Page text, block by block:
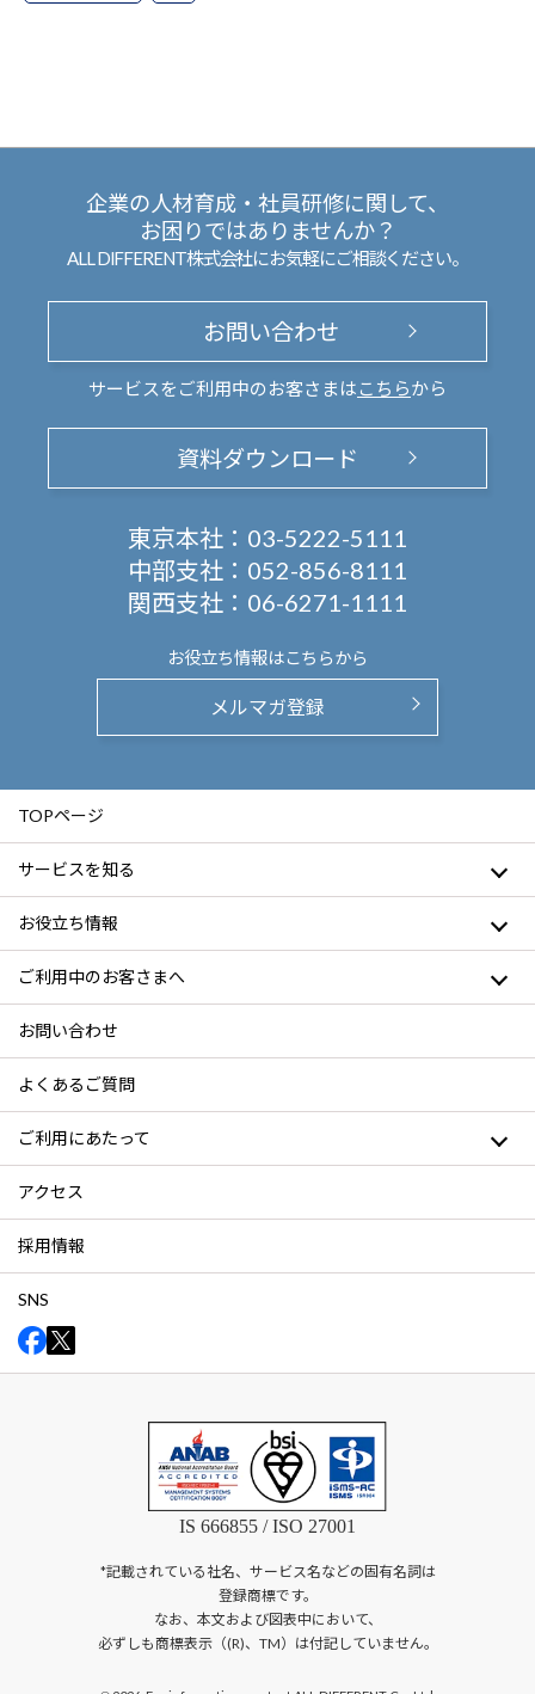
企業の人材育成・社員研修に関して、
お困りではありませんか？
ALL DIFFERENT株式会社にお気軽にご相談ください。
お問い合わせ
サービスをご利用中のお客さまは こちらから
資料ダウンロード
東京本社： 03-5222-5111
中部支社： 052-856-8111
関西支社： 06-6271-1111
お役立ち情報はこちらから
メルマガ登録
TOPページ
サービスを知る
お役立ち情報
ご利用中のお客さまへ
お問い合わせ
よくあるご質問
ご利用にあたって
アクセス
採用情報
SNS
IS 666855 / ISO 27001
*記載されている社名、サービス名などの固有名詞は
登録商標です。
なお、本文および図表中において、
必ずしも商標表示（(R)、TM）は付記していません。